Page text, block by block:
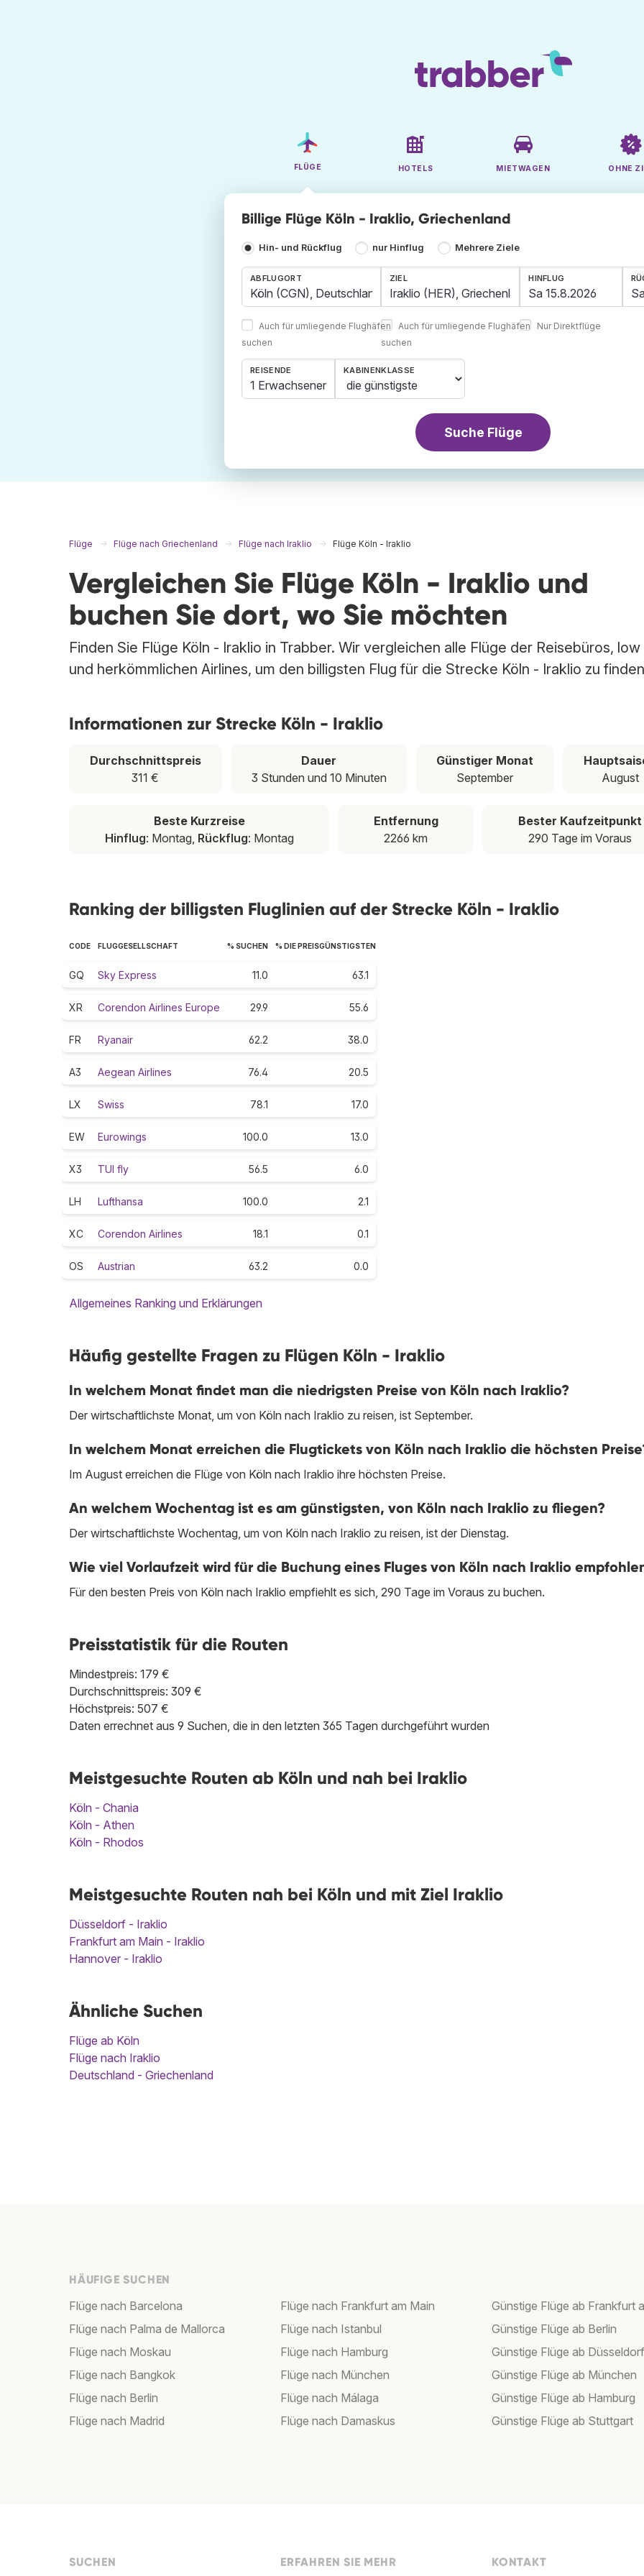
FLÜGE HOTELS MIETWAGEN OHNE
Billige Flüge Köln - Iraklio, Griechenland
Hin- und Rückflug nur Hinflug Mehrere Ziele
ABFLUGORT
Auch für umliegende Flughäfen
suchen
ZIEL
Auch für umliegende Flughäfen
suchen
HINFLUG
Nur Direktflüge
REISENDE
1 Erwachsener
KABINENKLASSE
Suche Flüge
Flüge Flüge nach Griechenland Flüge nach Iraklio Flüge Köln - Iraklio
Vergleichen Sie Flüge Köln - Iraklio und
buchen Sie dort, wo Sie möchten
Finden Sie Flüge Köln - Iraklio in Trabber. Wir vergleichen alle Flüge der Reisebüros,
und herkömmlichen Airlines, um den billigsten Flug für die Strecke Köln - Iraklio zu
Informationen zur Strecke Köln - Iraklio
Durchschnittspreis
311 €
Dauer
3 Stunden und 10 Minuten
Günstiger Monat
September
August
Beste Kurzreise
Hinflug: Montag, Rückflug: Montag
Entfernung
2266 km
Bester Kaufzeitpunkt
290 Tage im Voraus
Ranking der billigsten Fluglinien auf der Strecke Köln - Iraklio
CODE FLUGGESELLSCHAFT % SUCHEN % DIE PREISGÜNSTIGSTEN
GQ Sky Express 11.0 63.1
XR Corendon Airlines Europe 29.9 55.6
FR Ryanair 62.2 38.0
A3 Aegean Airlines 76.4 20.5
LX Swiss 78.1 17.0
EW Eurowings 100.0 13.0
X3 TUI fly 56.5 6.0
LH Lufthansa 100.0 2.1
XC Corendon Airlines 18.1 0.1
OS Austrian 63.2 0.0
Allgemeines Ranking und Erklärungen
Häufig gestellte Fragen zu Flügen Köln - Iraklio
In welchem Monat findet man die niedrigsten Preise von Köln nach Iraklio?
Der wirtschaftlichste Monat, um von Köln nach Iraklio zu reisen, ist September.
In welchem Monat erreichen die Flugtickets von Köln nach Iraklio die höchsten
Im August erreichen die Flüge von Köln nach Iraklio ihre höchsten Preise.
An welchem Wochentag ist es am günstigsten, von Köln nach Iraklio zu fliegen?
Der wirtschaftlichste Wochentag, um von Köln nach Iraklio zu reisen, ist der Dienstag.
Wie viel Vorlaufzeit wird für die Buchung eines Fluges von Köln nach Iraklio
Für den besten Preis von Köln nach Iraklio empfiehlt es sich, 290 Tage im Voraus zu buchen.
Preisstatistik für die Routen
Mindestpreis: 179 €
Durchschnittspreis: 309 €
Höchstpreis: 507 €
Daten errechnet aus 9 Suchen, die in den letzten 365 Tagen durchgeführt wurden
Meistgesuchte Routen ab Köln und nah bei Iraklio
Köln - Chania
Köln - Athen
Köln - Rhodos
Meistgesuchte Routen nah bei Köln und mit Ziel Iraklio
Düsseldorf - Iraklio
Frankfurt am Main - Iraklio
Hannover - Iraklio
Ähnliche Suchen
Flüge ab Köln
Flüge nach Iraklio
Deutschland - Griechenland
HÄUFIGE SUCHEN
Flüge nach Barcelona
Flüge nach Palma de Mallorca
Flüge nach Moskau
Flüge nach Bangkok
Flüge nach Berlin
Flüge nach Madrid
Flüge nach Frankfurt am Main
Flüge nach Istanbul
Flüge nach Hamburg
Flüge nach München
Flüge nach Málaga
Flüge nach Damaskus
Günstige Flüge ab Frankfurt
Günstige Flüge ab Berlin
Günstige Flüge ab Düsseldorf
Günstige Flüge ab München
Günstige Flüge ab Hamburg
Günstige Flüge ab Stuttgart
SUCHEN ERFAHREN SIE MEHR KONTAKT